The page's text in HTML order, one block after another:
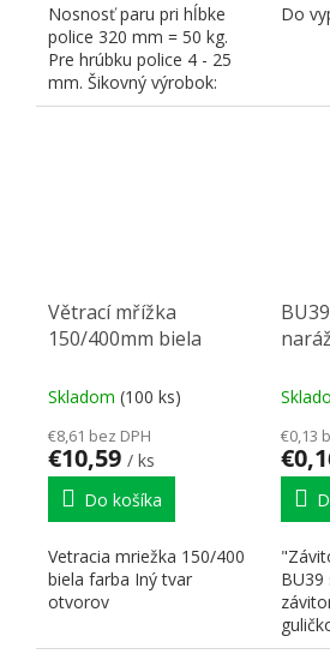
Nosnosť paru pri hĺbke
police 320 mm = 50 kg.
Pre hrúbku police 4 - 25
mm. Šikovný výrobok:
Jedna podpera - mnoho...
Do
Větrací mřížka
150/400mm biela
Skladom (100 ks)
€8,61 bez DPH
€10,59 / ks
Do košíka
Vetracia mriežka 150/400
biela farba Iný tvar
otvorov
€0,13
BU39